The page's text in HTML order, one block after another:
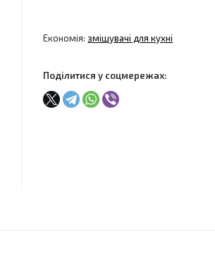
Економія: змішувачі для кухні
Поділитися у соцмережах: